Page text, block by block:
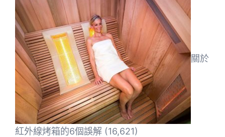
關於
紅外線烤箱的6個誤解 (16,621)